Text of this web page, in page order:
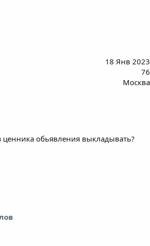
18 Янв 2023
76
Москва
обьявления выкладывать?